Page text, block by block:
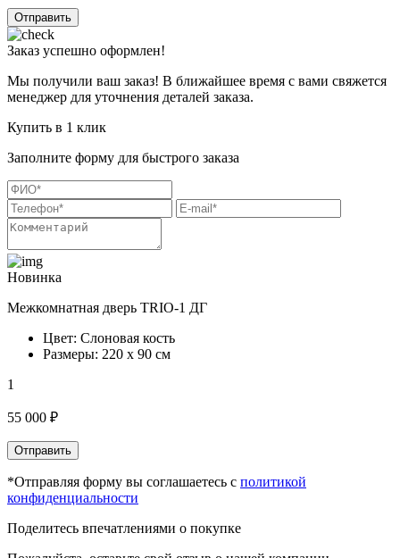
Отправить
Заказ успешно оформлен!
Мы получили ваш заказ! В ближайшее время с вами свяжется
менеджер для уточнения деталей заказа.
Купить в 1 клик
Заполните форму для быстрого заказа
Новинка
Межкомнатная дверь TRIO-1 ДГ
Цвет: Слоновая кость
Размеры: 220 х 90 см
1
55 000 ₽
Отправить
*Отправляя форму вы соглашаетесь с политикой
конфиденциальности
Поделитесь впечатлениями о покупке